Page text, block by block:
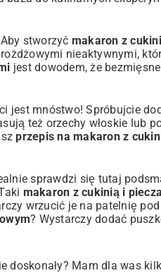
stworzyć makaron z
nieaktywnymi,
jest dowodem, że
jest mnóstwo! Spróbujcie
też orzechy włoskie lub
przepis na makaron z
sprawdzi się tutaj
makaron z cukinią i
wrzucić je na patelnię
? Wystarczy dodać
doskonały? Mam dla was